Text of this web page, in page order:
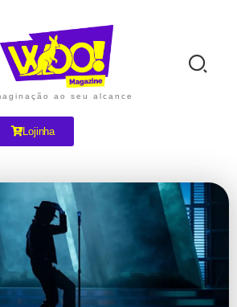
ao seu alcance
Lojinha